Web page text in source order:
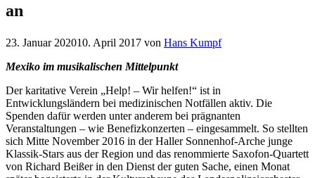
an
23. Januar 202010. April 2017 von Hans Kumpf
Mexiko im musikalischen Mittelpunkt
Der karitative Verein „Help! – Wir helfen!“ ist in
Entwicklungsländern bei medizinischen Notfällen aktiv. Die
Spenden dafür werden unter anderem bei prägnanten
Veranstaltungen – wie Benefizkonzerten – eingesammelt. So stellten
sich Mitte November 2016 in der Haller Sonnenhof-Arche junge
Klassik-Stars aus der Region und das renommierte Saxofon-Quartett
von Richard Beißer in den Dienst der guten Sache, einen Monat